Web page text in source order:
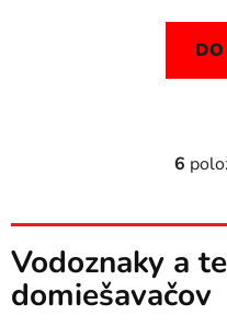
6
Vodoznaky a
domiešavačov